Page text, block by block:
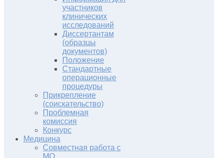
участников
клинических
исследований
Диссертантам
(образцы
документов)
Положение
Стандартные
операционные
процедуры
Прикрепление
(соискательство)
Проблемная
комиссия
Конкурс
Медицина
Совместная работа с
МО